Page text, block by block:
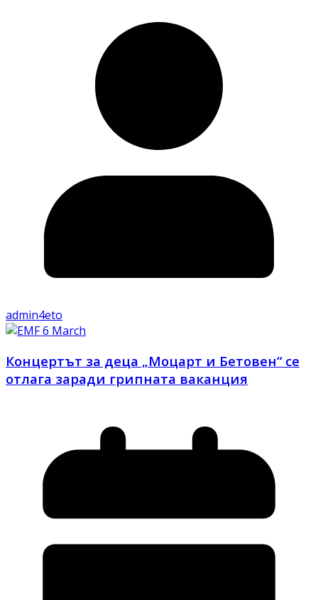
admin4eto
Концертът за деца „Моцарт и Бетовен“ се
отлага заради грипната ваканция